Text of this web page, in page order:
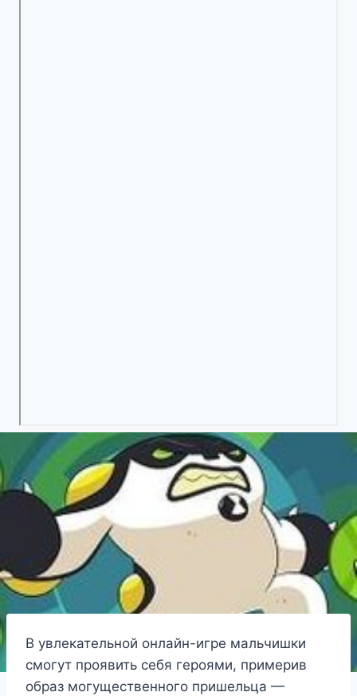
В увлекательной онлайн-игре мальчишки
смогут проявить себя героями, примерив
образ могущественного пришельца —